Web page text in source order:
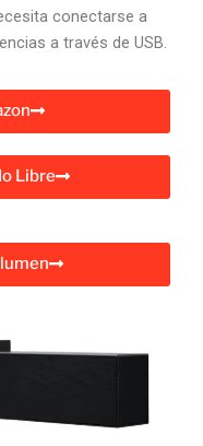
conectarse a
a través de USB.
Libre